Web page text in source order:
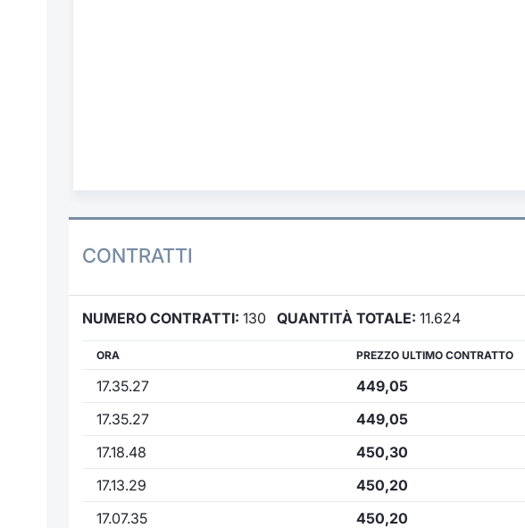
CONTRATTI
NUMERO CONTRATTI: 130 QUANTITÀ TOTALE: 11.624
ORA PREZZO ULTIMO CONTRATTO
17.35.27 449,05
17.35.27
449,05
17.18.48
450,30
17.13.29
450,20
17.07.35
450,20